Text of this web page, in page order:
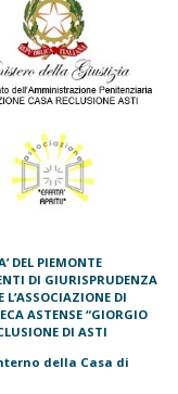
DEL PIEMONTE
DI GIURISPRUDENZA
E L’ASSOCIAZIONE DI
ASTENSE “GIORGIO
DI ASTI
della Casa di